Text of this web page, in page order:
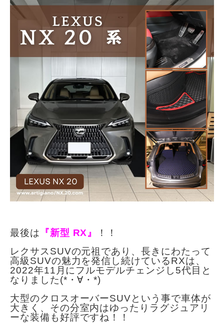
最後は 『新型 RX』
！！
レクサスSUVの元祖であり、長きにわたって
高級SUVの魅力を発信し続けているRXは、
2022年11月にフルモデルチェンジし5代目と
なりました(*・∀・*)
大型のクロスオーバーSUVという事で車体が
大きく、その分室内はゆったりラグジュアリ
ーな装備も好評ですね！！